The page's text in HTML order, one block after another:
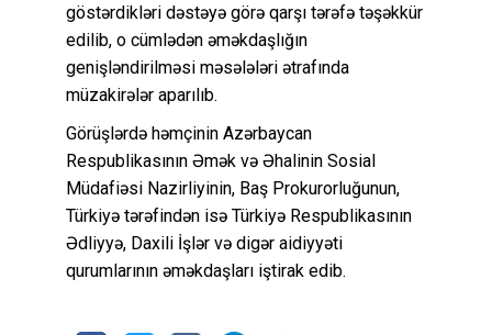
göstərdikləri dəstəyə görə qarşı tərəfə təşəkkür
edilib, o cümlədən əməkdaşlığın
genişləndirilməsi məsələləri ətrafında
müzakirələr aparılıb.
Görüşlərdə həmçinin Azərbaycan
Respublikasının Əmək və Əhalinin Sosial
Müdafiəsi Nazirliyinin, Baş Prokurorluğunun,
Türkiyə tərəfindən isə Türkiyə Respublikasının
Ədliyyə, Daxili İşlər və digər aidiyyəti
qurumlarının əməkdaşları iştirak edib.